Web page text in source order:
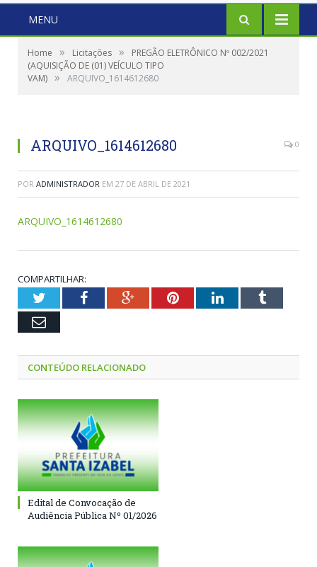
MENU
Home » Licitações »
PREGÃO ELETRÔNICO Nº 002/2021
(AQUISIÇÃO DE (01) VEÍCULO TIPO
VAM) » ARQUIVO_1614612680
ARQUIVO_1614612680 0
POR ADMINISTRADOR EM 27 DE ABRIL DE 2021
ARQUIVO_1614612680
COMPARTILHAR:
TwitterFacebookGoogle+PinterestLinkedInTumblr
Email
CONTEÚDO RELACIONADO
Edital de Convocação de
Audiência Pública Nº 01/2026